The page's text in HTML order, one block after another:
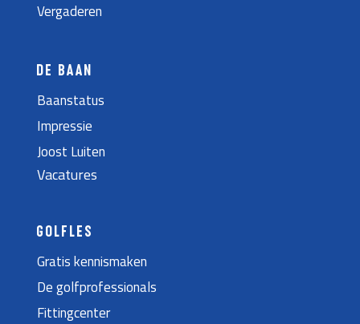
Vergaderen
DE BAAN
Baanstatus
Impressie
Joost Luiten
Vacatures
GOLFLES
Gratis kennismaken
De golfprofessionals
Fittingcenter